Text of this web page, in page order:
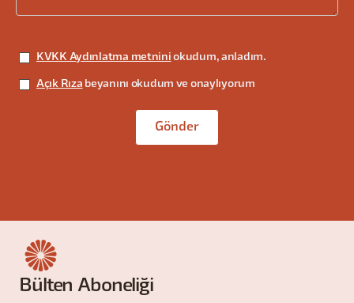
KVKK Aydınlatma metnini okudum, anladım.
Açık Rıza beyanını okudum ve onaylıyorum
Bülten Aboneliği